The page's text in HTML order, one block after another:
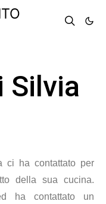
Silvia
ci ha contattato per
della sua cucina.
ha contattato un